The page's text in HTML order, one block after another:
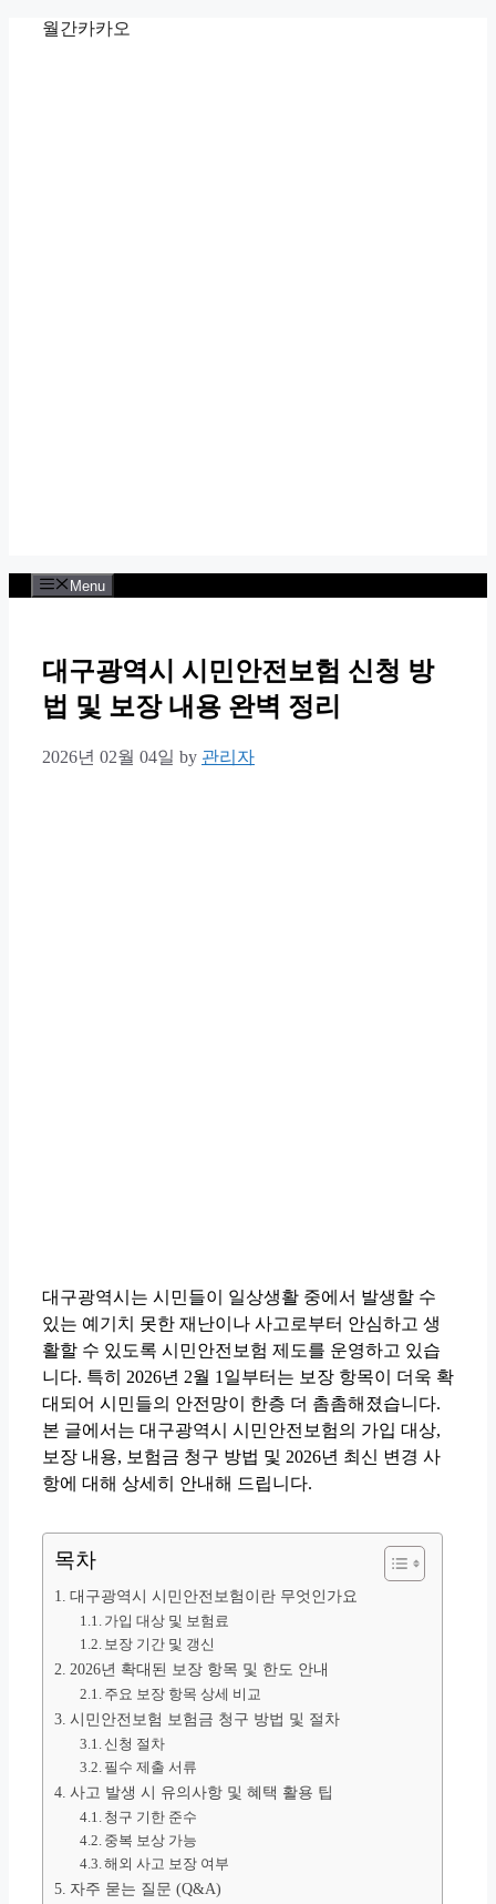
월간카카오
Menu
대구광역시 시민안전보험 신청 방
법 및 보장 내용 완벽 정리
2026년 02월 04일 by 관리자
대구광역시는 시민들이 일상생활 중에서 발생할 수
있는 예기치 못한 재난이나 사고로부터 안심하고 생
활할 수 있도록 시민안전보험 제도를 운영하고 있습
니다. 특히 2026년 2월 1일부터는 보장 항목이 더욱 확
대되어 시민들의 안전망이 한층 더 촘촘해졌습니다.
본 글에서는 대구광역시 시민안전보험의 가입 대상,
보장 내용, 보험금 청구 방법 및 2026년 최신 변경 사
항에 대해 상세히 안내해 드립니다.
목차
대구광역시 시민안전보험이란 무엇인가요
가입 대상 및 보험료
보장 기간 및 갱신
2026년 확대된 보장 항목 및 한도 안내
주요 보장 항목 상세 비교
시민안전보험 보험금 청구 방법 및 절차
신청 절차
필수 제출 서류
사고 발생 시 유의사항 및 혜택 활용 팁
청구 기한 준수
중복 보상 가능
해외 사고 보장 여부
자주 묻는 질문 (Q&A)